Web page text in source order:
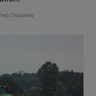
Chauveau